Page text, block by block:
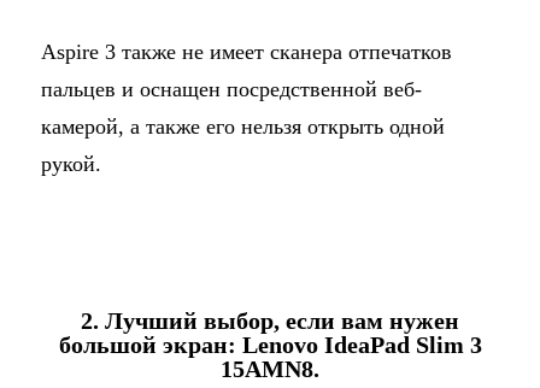
Aspire 3 также не имеет сканера отпечатков
пальцев и оснащен посредственной веб-
камерой, а также его нельзя открыть одной
рукой.
2. Лучший выбор, если вам нужен
большой экран: Lenovo IdeaPad Slim 3
15AMN8.